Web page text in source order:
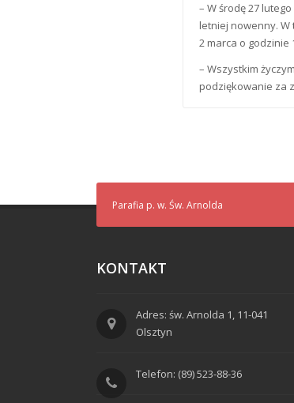
– W środę 27
letniej nowenny.
2 marca o godzinie
– Wszystkim
podziękowanie za
Parafia p. w. Św. Arnolda
KONTAKT
Adres: św. Arnolda 1, 11-041
Olsztyn
Telefon: (89) 523-88-36